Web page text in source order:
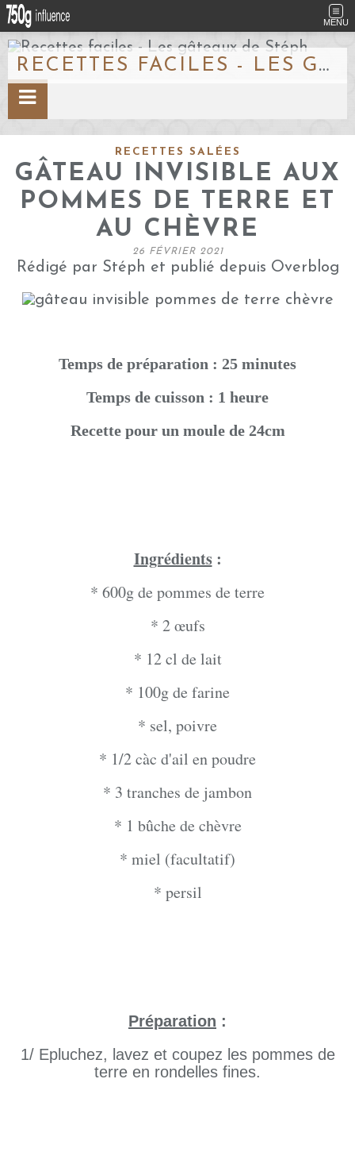
MENU
RECETTES FACILES - LES GÂTEAUX DE STÉPH
RECETTES SALÉES
GÂTEAU INVISIBLE AUX
POMMES DE TERRE ET
AU CHÈVRE
26 FÉVRIER 2021
Rédigé par Stéph et publié depuis Overblog
Temps de préparation : 25 minutes
Temps de cuisson : 1 heure
Recette pour un moule de 24cm
Ingrédients:
* 600g de pommes de terre
* 2 œufs
* 12 cl de lait
* 100g de farine
* sel, poivre
* 1/2 càc d'ail en poudre
* 3 tranches de jambon
* 1 bûche de chèvre
* miel (facultatif)
* persil
Préparation :
1/ Epluchez, lavez et coupez les pommes de
terre en rondelles fines.